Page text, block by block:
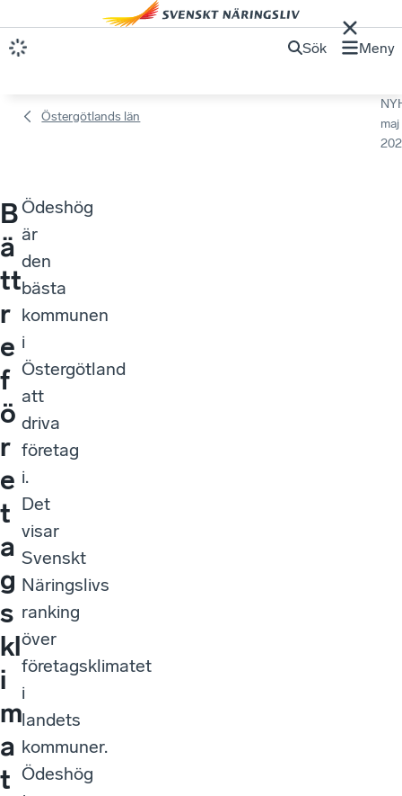
Sök Meny
Östergötlands län
maj
B
ä
tt
r
e
f
ö
r
e
t
a
g
s
kl
i
m
a
t
Ödeshög
är
den
bästa
kommunen
i
Östergötland
att
driva
företag
i.
Det
visar
Svenskt
Näringslivs
ranking
över
företagsklimatet
i
landets
kommuner.
Ödeshög